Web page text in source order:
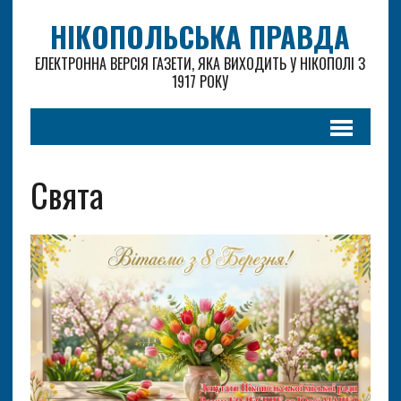
НІКОПОЛЬСЬКА ПРАВДА
ЕЛЕКТРОННА ВЕРСІЯ ГАЗЕТИ, ЯКА ВИХОДИТЬ У НІКОПОЛІ З
1917 РОКУ
Свята